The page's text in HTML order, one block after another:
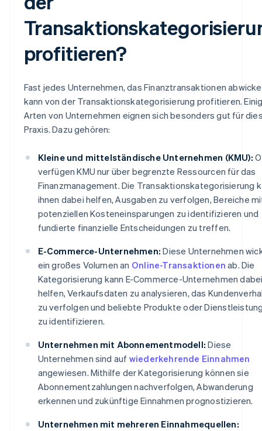
profitieren?
Fast jedes Unternehmen, das Finanztransaktionen
kann von der Transaktionskategorisierung profitieren.
Arten von Unternehmen eignen sich besonders gut für
Praxis. Dazu gehören:
Kleine und mittelständische Unternehmen (KMU):
verfügen KMU nur über begrenzte Ressourcen für das
Finanzmanagement. Die Transaktionskategorisierung
ihnen dabei helfen, Ausgaben zu verfolgen, Bereiche
potenziellen Kosteneinsparungen zu identifizieren und
fundierte finanzielle Entscheidungen zu treffen.
E-Commerce-Unternehmen: Diese Unternehmen
ein großes Volumen an Online-Transaktionen ab. Die
Kategorisierung kann E-Commerce-Unternehmen
helfen, Verkaufsdaten zu analysieren, das
zu verfolgen und beliebte Produkte oder
zu identifizieren.
Unternehmen mit Abonnementmodell: Diese
Unternehmen sind auf wiederkehrende Einnahmen
angewiesen. Mithilfe der Kategorisierung können sie
Abonnementzahlungen nachverfolgen, Abwanderung
erkennen und zukünftige Einnahmen prognostizieren.
Unternehmen mit mehreren Einnahmequellen: